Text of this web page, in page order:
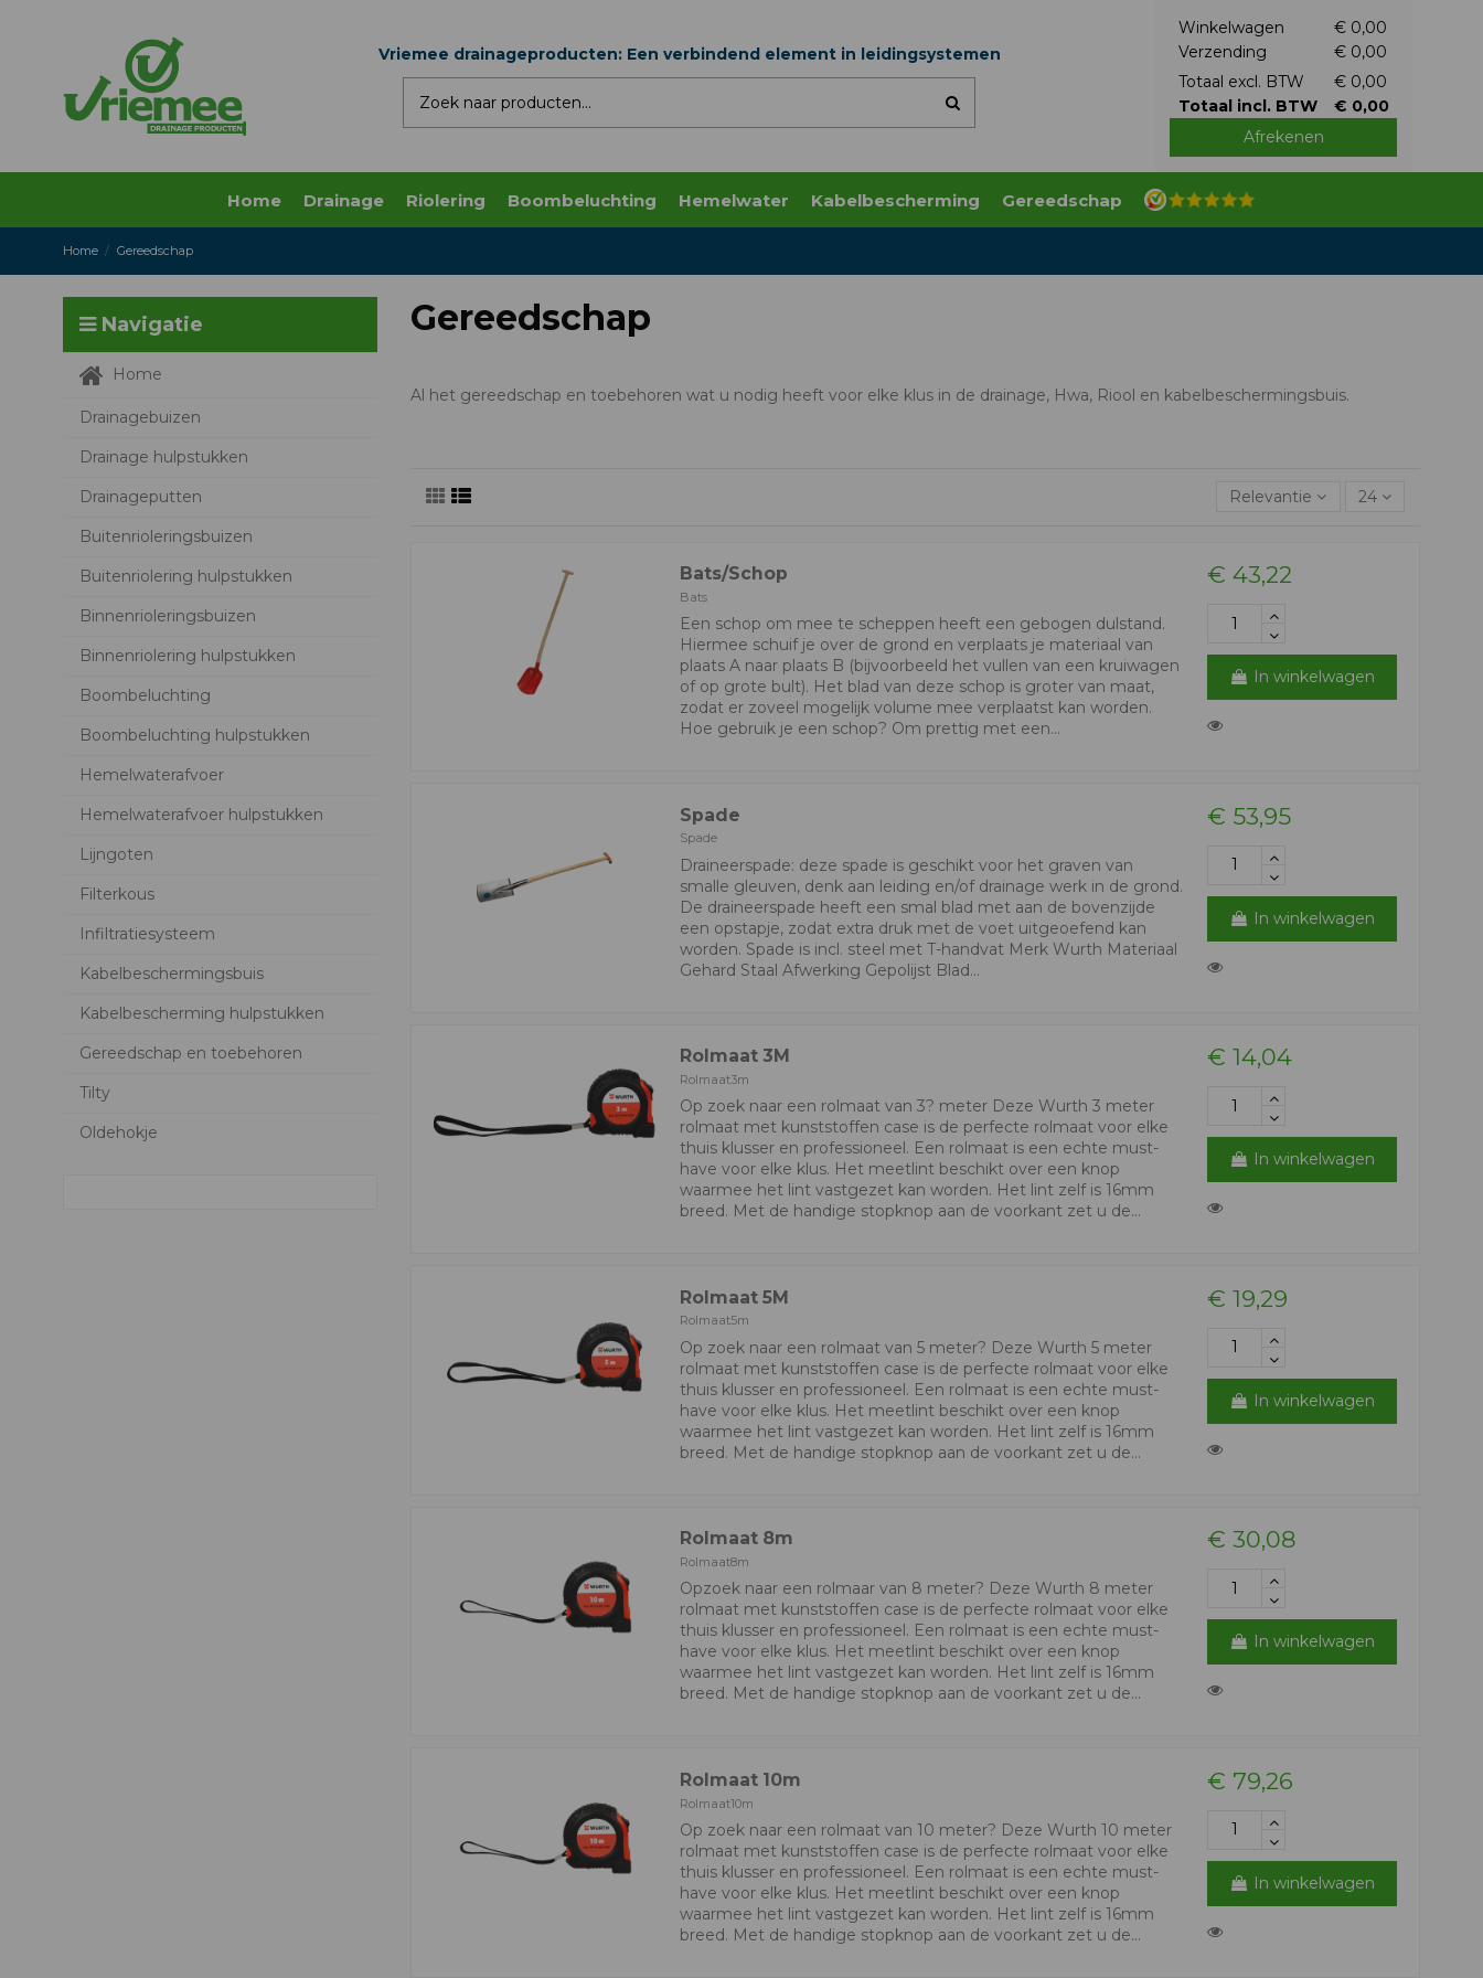
Vriemee drainageproducten: Een verbindend element in leidingsystemen
Winkelwagen
€ 0,00
Verzending
€ 0,00
Totaal excl. BTW
€ 0,00
Totaal incl. BTW
€ 0,00
Afrekenen
Home Drainage Riolering Boombeluchting Hemelwater Kabelbescherming Gereedschap
Home Gereedschap
Gereedschap
Al het gereedschap en toebehoren wat u nodig heeft voor elke klus in de drainage, Hwa, Riool en kabelbeschermingsbuis.
Relevantie 24
Bats/Schop
Bats
Een schop om mee te scheppen heeft een gebogen dulstand.
Hiermee schuif je over de grond en verplaats je materiaal van
plaats A naar plaats B (bijvoorbeeld het vullen van een kruiwagen
of op grote bult). Het blad van deze schop is groter van maat,
zodat er zoveel mogelijk volume mee verplaatst kan worden.
Hoe gebruik je een schop? Om prettig met een...
€ 43,22
In winkelwagen
Spade
Spade
Draineerspade: deze spade is geschikt voor het graven van
smalle gleuven, denk aan leiding en/of drainage werk in de grond.
De draineerspade heeft een smal blad met aan de bovenzijde
een opstapje, zodat extra druk met de voet uitgeoefend kan
worden. Spade is incl. steel met T-handvat Merk Wurth Materiaal
Gehard Staal Afwerking Gepolijst Blad...
€ 53,95
In winkelwagen
Rolmaat 3M
Rolmaat3m
Op zoek naar een rolmaat van 3? meter Deze Wurth 3 meter
rolmaat met kunststoffen case is de perfecte rolmaat voor elke
thuis klusser en professioneel. Een rolmaat is een echte must-
have voor elke klus. Het meetlint beschikt over een knop
waarmee het lint vastgezet kan worden. Het lint zelf is 16mm
breed. Met de handige stopknop aan de voorkant zet u de...
€ 14,04
In winkelwagen
Rolmaat 5M
Rolmaat5m
Op zoek naar een rolmaat van 5 meter? Deze Wurth 5 meter
rolmaat met kunststoffen case is de perfecte rolmaat voor elke
thuis klusser en professioneel. Een rolmaat is een echte must-
have voor elke klus. Het meetlint beschikt over een knop
waarmee het lint vastgezet kan worden. Het lint zelf is 16mm
breed. Met de handige stopknop aan de voorkant zet u de...
€ 19,29
In winkelwagen
Rolmaat 8m
Rolmaat8m
Opzoek naar een rolmaar van 8 meter? Deze Wurth 8 meter
rolmaat met kunststoffen case is de perfecte rolmaat voor elke
thuis klusser en professioneel. Een rolmaat is een echte must-
have voor elke klus. Het meetlint beschikt over een knop
waarmee het lint vastgezet kan worden. Het lint zelf is 16mm
breed. Met de handige stopknop aan de voorkant zet u de...
€ 30,08
In winkelwagen
Rolmaat 10m
Rolmaat10m
Op zoek naar een rolmaat van 10 meter? Deze Wurth 10 meter
rolmaat met kunststoffen case is de perfecte rolmaat voor elke
thuis klusser en professioneel. Een rolmaat is een echte must-
have voor elke klus. Het meetlint beschikt over een knop
waarmee het lint vastgezet kan worden. Het lint zelf is 16mm
breed. Met de handige stopknop aan de voorkant zet u de...
€ 79,26
In winkelwagen
Navigatie
Home
Drainagebuizen
Drainage hulpstukken
Drainageputten
Buitenrioleringsbuizen
Buitenriolering hulpstukken
Binnenrioleringsbuizen
Binnenriolering hulpstukken
Boombeluchting
Boombeluchting hulpstukken
Hemelwaterafvoer
Hemelwaterafvoer hulpstukken
Lijngoten
Filterkous
Infiltratiesysteem
Kabelbeschermingsbuis
Kabelbescherming hulpstukken
Gereedschap en toebehoren
Tilty
Oldehokje